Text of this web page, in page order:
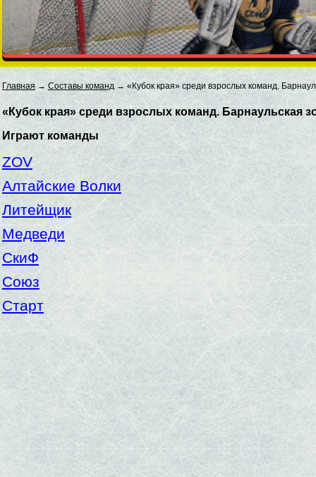
Главная → Составы команд → «Кубок края» среди взрослых команд.
«Кубок края» среди взрослых команд. Барнаульская
Играют команды
ZOV
Алтайские Волки
Литейщик
Медведи
СкиФ
Союз
Старт